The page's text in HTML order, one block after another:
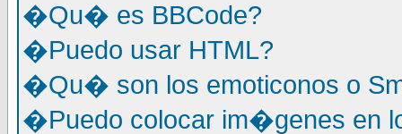
�Qu� es BBCode?
�Puedo usar HTML?
�Qu� son los emoticonos o
�Puedo colocar im�genes en